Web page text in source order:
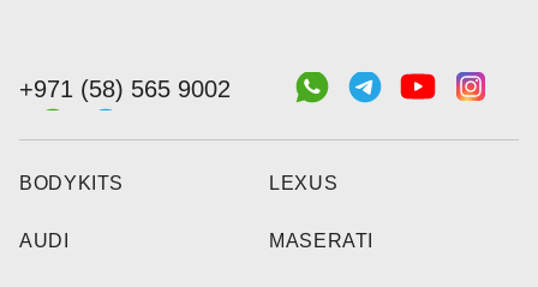
+971 (58) 565 9002
BODYKITS
AUDI
LEXUS
MASERATI